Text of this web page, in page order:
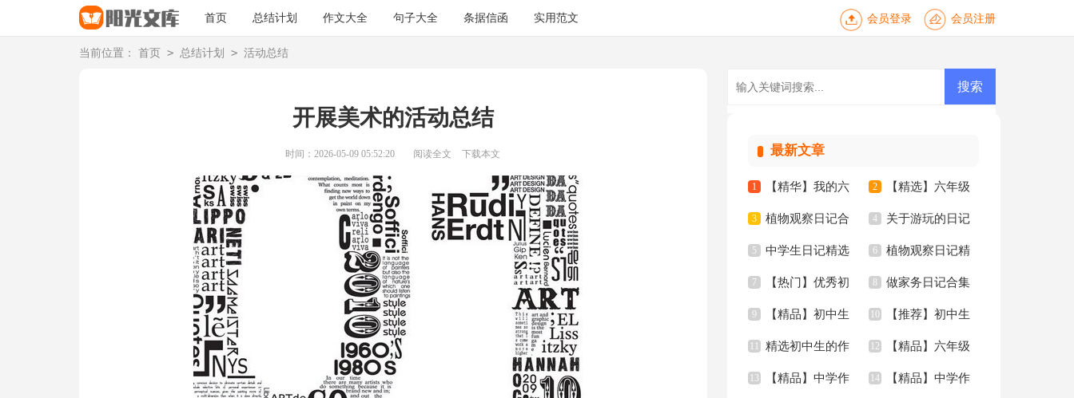
首页 总结计划 作文大全 句子大全 条据信函 实用范文 会员登录 会员注册
当前位置： 首页 > 总结计划 > 活动总结
开展美术的活动总结
时间：2026-05-09 05:52:20 阅读全文 下载本文 最新文章
1 【精华】我的六
年级小学作文锦集6
篇
2 【精选】六年级
年的作文300字8篇
3 植物观察日记合
集15篇
4 关于游玩的日记
15篇
5 中学生日记精选
15篇
6 植物观察日记精
选15篇
7 【热门】优秀初
中作文集锦七篇
8 做家务日记合集
15篇
9 【精品】初中生
作文合集十篇
10 【推荐】初中生
的作文三篇
11 精选初中生的作
文四篇
12 【精品】六年级
年的作文3篇
13 【精品】中学作 14 【精品】中学作